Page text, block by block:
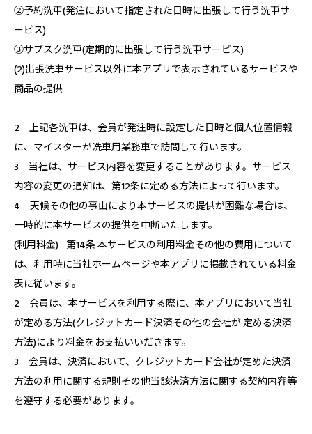
②予約洗車(発注において指定された日時に出張して行う洗車サ
ービス)
③サブスク洗車(定期的に出張して行う洗車サービス)
(2)出張洗車サービス以外に本アプリで表示されているサービスや
商品の提供
2 上記各洗車は、会員が発注時に設定した日時と個人位置情報
に、マイスターが洗車用業務車で訪問して行います。
3 当社は、サービス内容を変更することがあります。サービス
内容の変更の通知は、第12条に定める方法によって行います。
4 天候その他の事由により本サービスの提供が困難な場合は、
一時的に本サービスの提供を中断いたします。
(利用料金) 第14条 本サービスの利用料金その他の費用について
は、利用時に当社ホームページや本アプリに掲載されている料金
表に従います。
2 会員は、本サービスを利用する際に、本アプリにおいて当社
が定める方法(クレジットカード決済その他の会社が 定める決済
方法)により料金をお支払いいだきます。
3 会員は、決済において、クレジットカード会社が定めた決済
方法の利用に関する規則その他当該決済方法に関する契約内容等
を遵守する必要があります。